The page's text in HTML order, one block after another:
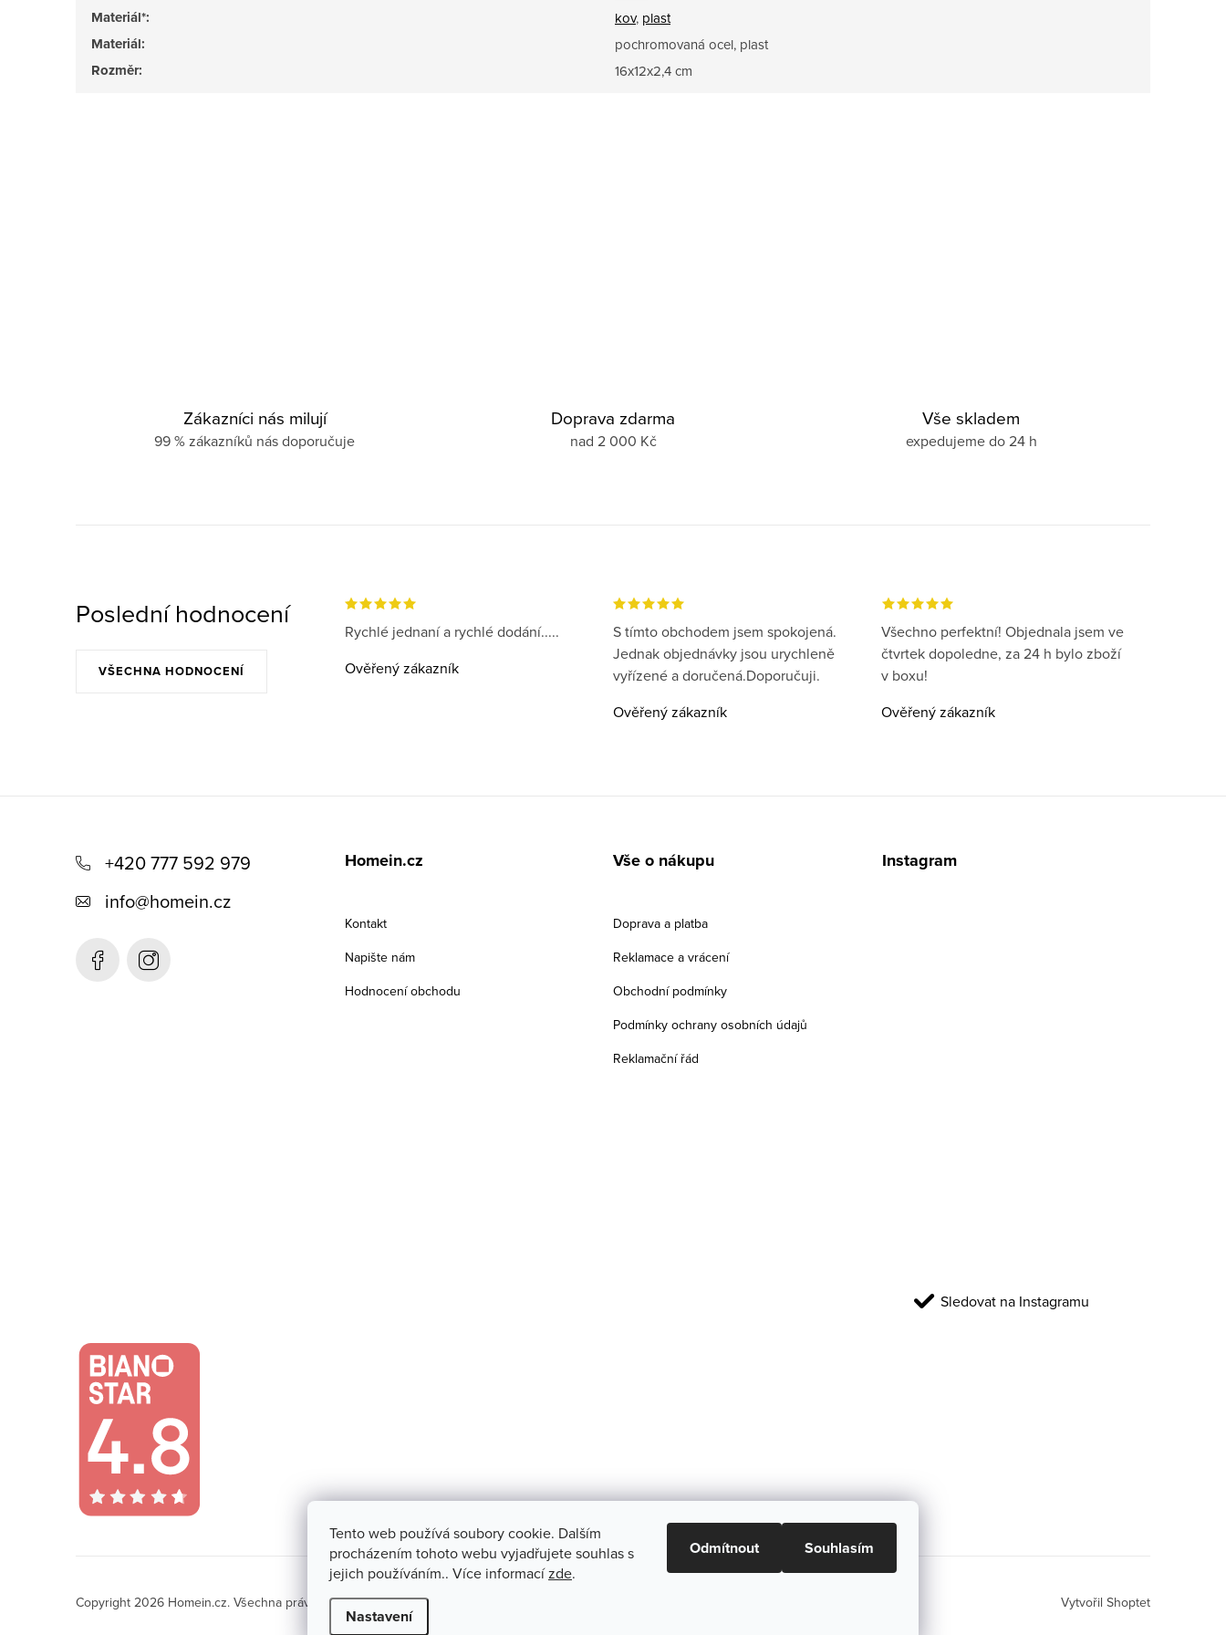
Tento web používá soubory cookie. Dalším
procházením tohoto webu vyjadřujete souhlas s
jejich používáním.. Více informacízde.
Nastavení
Odmítnout Souhlasím
Materiál*: kov, plast
Materiál: pochromovaná ocel, plast
Rozměr: 16x12x2,4 cm
Zákazníci nás milují
99 % zákazníků nás doporučuje
Doprava zdarma
nad 2 000 Kč
Vše skladem
expedujeme do 24 h
Poslední hodnocení
VŠECHNA HODNOCENÍ
Rychlé jednaní a rychlé dodání.....
Ověřený zákazník
S tímto obchodem jsem spokojená.
Jednak objednávky jsou urychleně
vyřízené a doručená.Doporučuji.
Ověřený zákazník
Všechno perfektní! Objednala jsem ve
čtvrtek dopoledne, za 24 h bylo zboží
v boxu!
Ověřený zákazník
+420 777 592 979
info@homein.cz
Homein.cz
Kontakt
Napište nám
Hodnocení obchodu
Vše o nákupu
Doprava a platba
Reklamace a vrácení
Obchodní podmínky
Podmínky ochrany osobních údajů
Reklamační řád
Instagram
Sledovat na Instagramu
Vytvořil Shoptet
Copyright 2026 Homein.cz. Všechna práva vyhrazena.Upravit nastavení cookies